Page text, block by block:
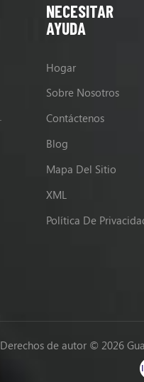
NECESITAR
AYUDA
Hogar
Sobre Nosotros
Contáctenos
Blog
Mapa Del Sitio
XML
Política De
Derechos de autor © 2026